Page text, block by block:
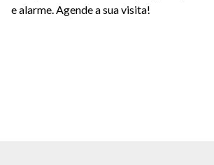
e alarme. Agende a sua visita!